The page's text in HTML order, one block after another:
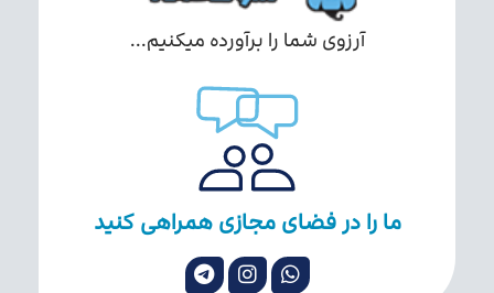
آرزوی شما را برآورده میکنیم...
ما را در فضای مجازی همراهی کنید